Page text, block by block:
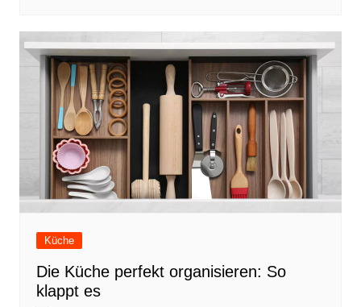
Küche
Die Küche perfekt organisieren: So
klappt es